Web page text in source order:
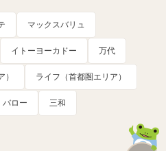
マックスバリュ
イトーヨーカドー 万代
ライフ（首都圏エリア）
バロー 三和